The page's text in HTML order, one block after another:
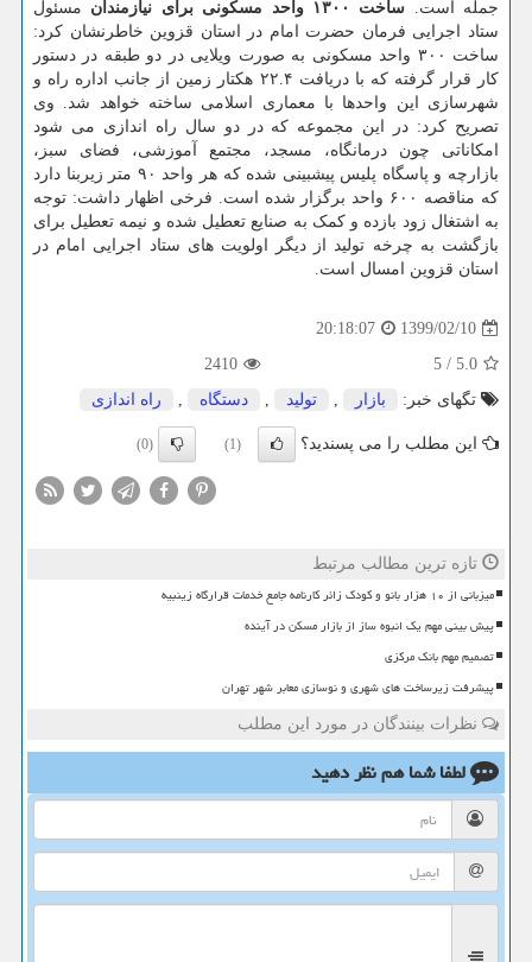
جمله است. ساخت ۱۳۰۰ واحد مسکونی برای نیازمندان
مسئول
ستاد اجرایی فرمان حضرت امام در استان قزوین خاطرنشان کرد:
ساخت ۳۰۰ واحد مسکونی به صورت ویلایی در دو طبقه در دستور
کار قرار گرفته که با دریافت ۲۲.۴ هکتار زمین از جانب اداره راه و
شهرسازی این واحدها با معماری اسلامی ساخته خواهد شد. وی
تصریح کرد: در این مجموعه که در دو سال راه اندازی می شود
امکاناتی چون درمانگاه، مسجد، مجتمع آموزشی، فضای سبز،
بازارچه و پاسگاه پلیس پیشبینی شده که هر واحد ۹۰ متر زیربنا دارد
که مناقصه ۶۰۰ واحد برگزار شده است. فرخی اظهار داشت: توجه
به اشتغال زود بازده و کمک به صنایع تعطیل شده و نیمه تعطیل برای
بازگشت به چرخه تولید از دیگر اولویت های ستاد اجرایی امام در
استان قزوین امسال است.
1399/02/10
20:18:07
5.0
/
5
2410
تگهای خبر:
بازار , تولید , دستگاه , راه اندازی
این مطلب را می پسندید؟ (1)
(0)
تازه ترین مطالب مرتبط
میزبانی از ۱۰ هزار بانو و کودک زائر کارنامه جامع خدمات قرارگاه زینبیه
پیش بینی مهم یک انبوه ساز از بازار مسکن در آینده
تصمیم مهم بانک مرکزی
پیشرفت زیرساخت های شهری و نوسازی معابر شهر تهران
نظرات بینندگان در مورد این مطلب
لطفا شما همنظر دهید